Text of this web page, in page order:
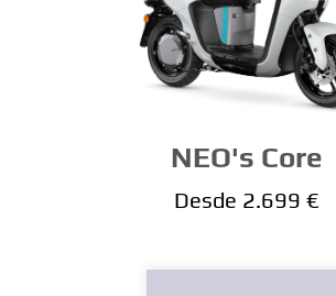
NEO's Core
Desde 2.699 €